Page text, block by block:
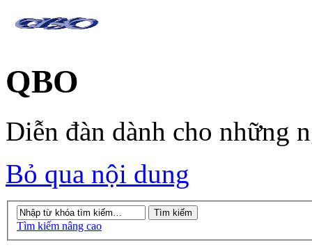
QBO
Diễn đàn dành cho những
Bỏ qua nội dung
Tìm kiếm nâng cao